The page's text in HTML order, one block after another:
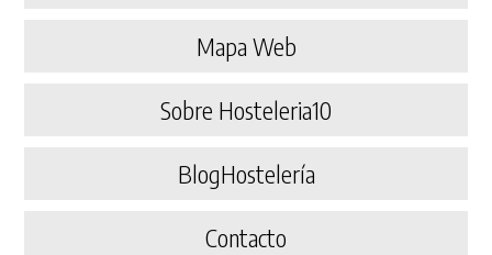
Mapa Web
Sobre Hosteleria10
BlogHostelería
Contacto